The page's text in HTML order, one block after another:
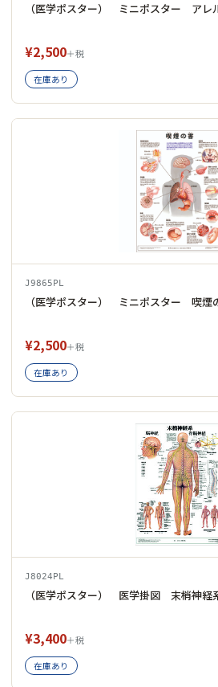
（医学ポスター） ミニポスター アレ
¥2,500＋税
在庫あり
J9865PL
（医学ポスター） ミニポスター 喫煙
¥2,500＋税
在庫あり
J8024PL
（医学ポスター） 医学掛図 末梢神経
¥3,400＋税
在庫あり